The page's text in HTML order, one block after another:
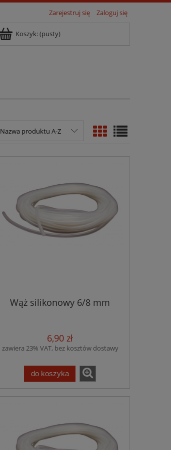
Zarejestruj się Zaloguj się
Koszyk:(pusty)
Nazwa produktu A-Z
Wąż silikonowy 6/8 mm
6,90 zł
zawiera 23% VAT, bez kosztów dostawy
do koszyka